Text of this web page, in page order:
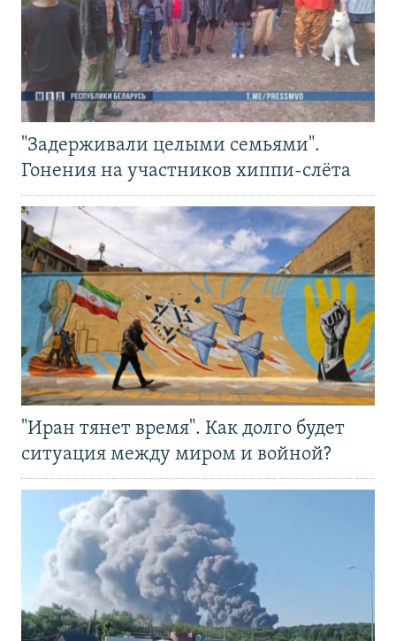
"Задерживали целыми семьями".
Гонения на участников хиппи-слёта
"Иран тянет время". Как долго будет
ситуация между миром и войной?